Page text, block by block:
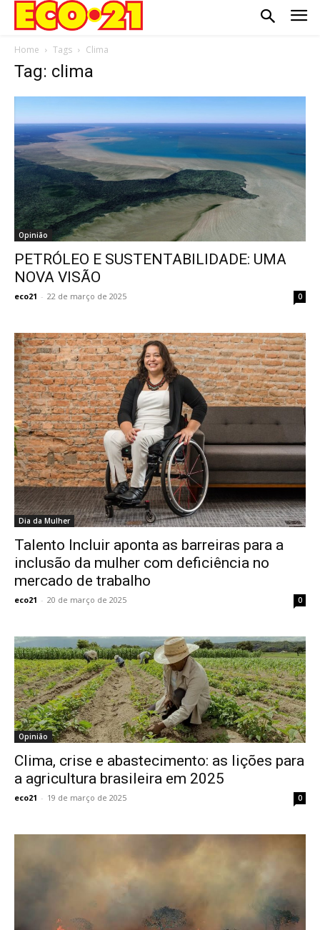
Home Tags Clima
Tag: clima
Opinião
PETRÓLEO E SUSTENTABILIDADE: UMA
NOVA VISÃO
eco21 - 22 de março de 2025 0
Dia da Mulher
Talento Incluir aponta as barreiras para a
inclusão da mulher com deficiência no
mercado de trabalho
eco21 - 20 de março de 2025 0
Opinião
Clima, crise e abastecimento: as lições para
a agricultura brasileira em 2025
eco21 - 19 de março de 2025 0